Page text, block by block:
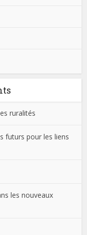
ruralités
futurs pour les liens
les nouveaux